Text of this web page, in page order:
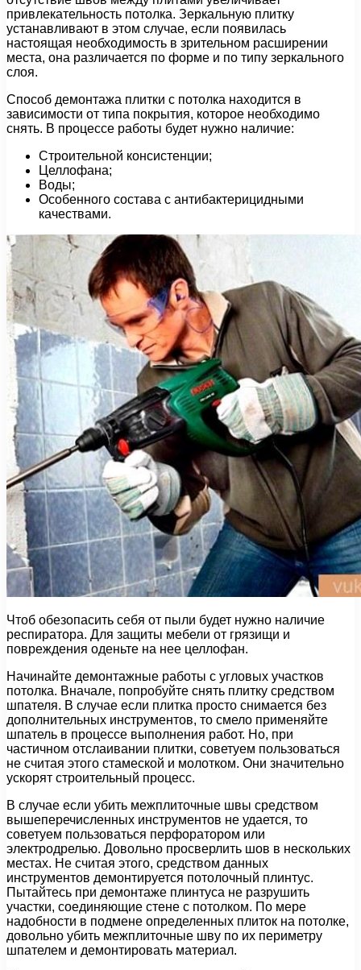
привлекательность потолка. Зеркальную плитку
устанавливают в этом случае, если появилась
настоящая необходимость в зрительном расширении
места, она различается по форме и по типу зеркального
слоя.
Способ демонтажа плитки с потолка находится в
зависимости от типа покрытия, которое необходимо
снять. В процессе работы будет нужно наличие:
Строительной консистенции;
Целлофана;
Воды;
Особенного состава с антибактерицидными
качествами.
Чтоб обезопасить себя от пыли будет нужно наличие
респиратора. Для защиты мебели от грязищи и
повреждения оденьте на нее целлофан.
Начинайте демонтажные работы с угловых участков
потолка. Вначале, попробуйте снять плитку средством
шпателя. В случае если плитка просто снимается без
дополнительных инструментов, то смело применяйте
шпатель в процессе выполнения работ. Но, при
частичном отслаивании плитки, советуем пользоваться
не считая этого стамеской и молотком. Они значительно
ускорят строительный процесс.
В случае если убить межплиточные швы средством
вышеперечисленных инструментов не удается, то
советуем пользоваться перфоратором или
электродрелью. Довольно просверлить шов в нескольких
местах. Не считая этого, средством данных
инструментов демонтируется потолочный плинтус.
Пытайтесь при демонтаже плинтуса не разрушить
участки, соединяющие стене с потолком. По мере
надобности в подмене определенных плиток на потолке,
довольно убить межплиточные шву по их периметру
шпателем и демонтировать материал.